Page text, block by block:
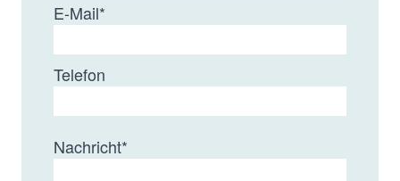
E-Mail*
Telefon
Nachricht*